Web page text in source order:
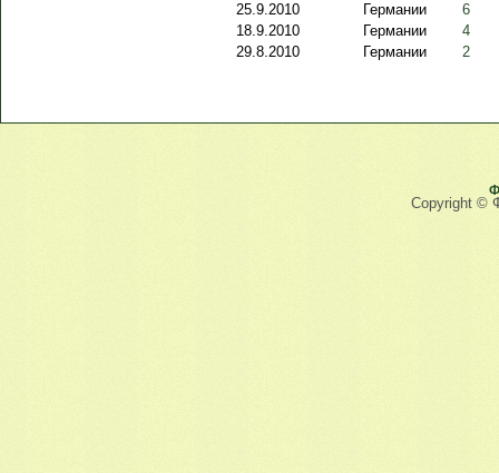
25.9.2010
Германии
6
18.9.2010
Германии
4
29.8.2010
Германии 2
Copyright ©